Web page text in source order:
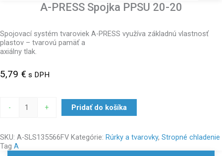
A-PRESS Spojka PPSU 20-20
Spojovací systém tvaroviek A-PRESS využíva základnú vlastnosť
plastov – tvarovú pamäť a
axiálny tlak.
5,79 € s DPH
- + Pridať do košíka
SKU: A-SLS135566FV Kategórie: Rúrky a tvarovky, Stropné chladenie
Tag A